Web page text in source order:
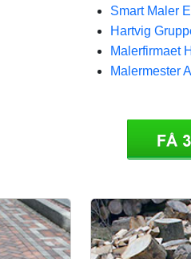
Smart Maler
Hartvig
Malerfirmaet
Malermester